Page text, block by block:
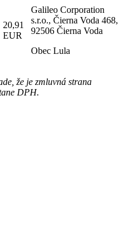
20,91
EUR
Galileo Corporation
s.r.o., Čierna Voda 468,
92506 Čierna Voda
Obec Lula
že je zmluvná strana
DPH.